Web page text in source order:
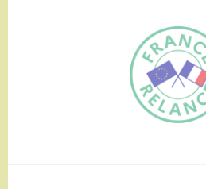
FR